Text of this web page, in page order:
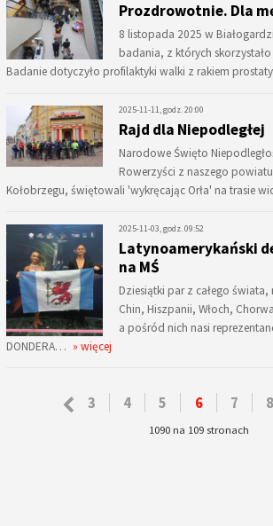
Prozdrowotnie. Dla
8 listopada 2025 w
badania, z których
Badanie dotyczyło profilaktyki walki z rakiem
2025-11-11, godz. 20:00
Rajd dla Niepodległej
Narodowe Święto
Rowerzyści z naszego
Kołobrzegu, świętowali 'wykręcając Orła' na trasie
2025-11-03, godz. 09:52
Latynoamerykański
na MŚ
Dziesiątki par z całego świata,
Chin, Hiszpanii, Włoch,
a pośród nich nasi
DONDERA… » więcej
3 4 5 6 7 8
1090 na 109 stronach